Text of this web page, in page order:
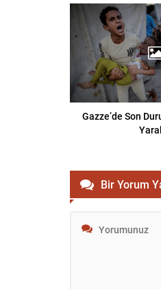
Gazze’de Son
Bir Yorum